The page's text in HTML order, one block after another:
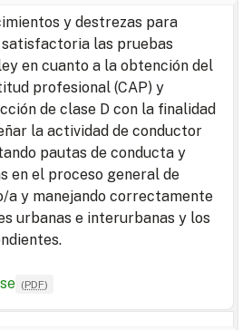
y destrezas para
las pruebas
en cuanto a la obtención del
profesional (CAP) y
de clase D con la finalidad
la actividad de conductor
pautas de conducta y
en el proceso general de
a y manejando correctamente
urbanas e interurbanas y los
(PDF)